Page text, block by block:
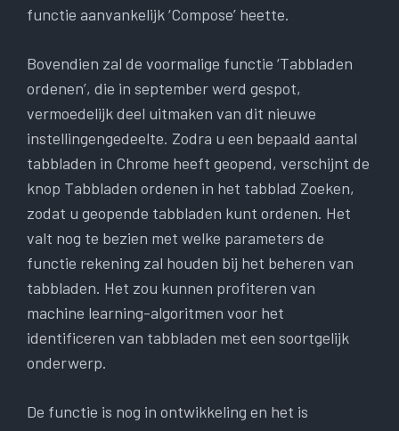
functie aanvankelijk ‘Compose’ heette.
Bovendien zal de voormalige functie ‘Tabbladen
ordenen’, die in september werd gespot,
vermoedelijk deel uitmaken van dit nieuwe
instellingengedeelte. Zodra u een bepaald aantal
tabbladen in Chrome heeft geopend, verschijnt de
knop Tabbladen ordenen in het tabblad Zoeken,
zodat u geopende tabbladen kunt ordenen. Het
valt nog te bezien met welke parameters de
functie rekening zal houden bij het beheren van
tabbladen. Het zou kunnen profiteren van
machine learning-algoritmen voor het
identificeren van tabbladen met een soortgelijk
onderwerp.
De functie is nog in ontwikkeling en het is